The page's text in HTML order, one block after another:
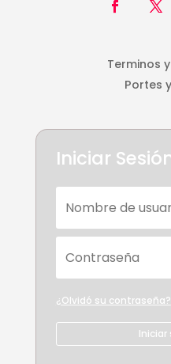
Terminos
Portes
Iniciar
¿Olvidó su contraseña?
Iniciar